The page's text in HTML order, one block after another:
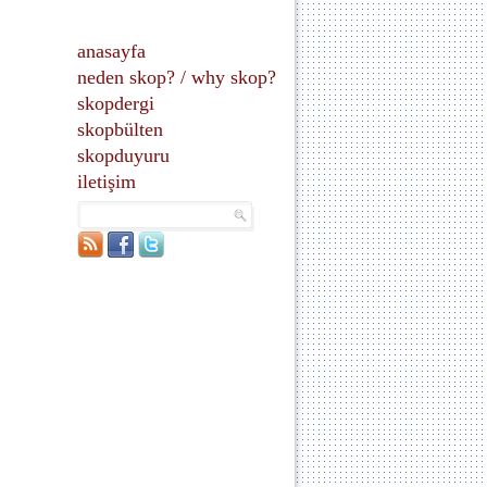
anasayfa
neden skop? / why skop?
skopdergi
skopbülten
skopduyuru
iletişim